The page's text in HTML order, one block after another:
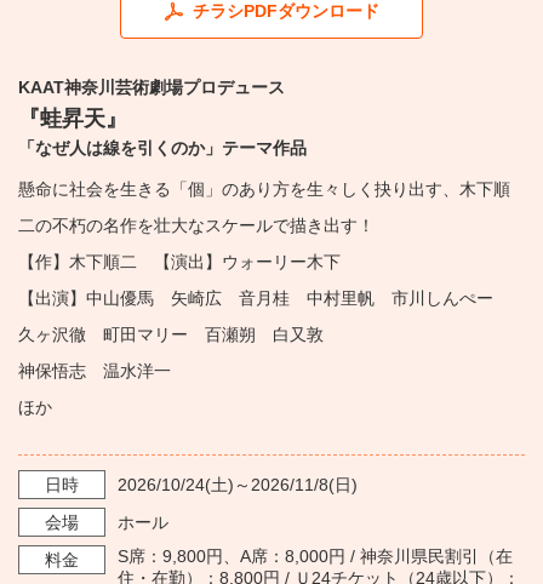
・ レストラン/カフェ
チラシPDFダウンロード
KAAT神奈川芸術劇場プロデュース
『蛙昇天』
「なぜ人は線を引くのか」テーマ作品
懸命に社会を生きる「個」のあり方を生々しく抉り出す、木下順
二の不朽の名作を壮大なスケールで描き出す！
【作】木下順二 【演出】ウォーリー木下
【出演】中山優馬 矢崎広 音月桂 中村里帆 市川しんぺー
久ヶ沢徹 町田マリー 百瀬朔 白又敦
神保悟志 温水洋一
ほか
日時 2026/10/24(土)～ 2026/11/8(日)
会場
ホール
料金
S席：9,800円、A席：8,000円 / 神奈川県民割引（在
住・在勤）：8,800円 / Ｕ24チケット（24歳以下）：